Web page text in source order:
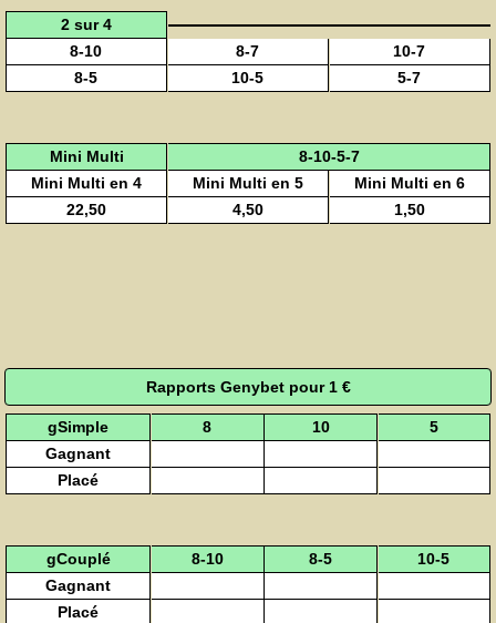
2 sur 4
8-10
8-7
10-7
8-5
10-5 5-7
Mini Multi
8-10-5-7
Mini Multi en 4
Mini Multi en 5
Mini Multi en 6
22,50
4,50 1,50
Rapports Genybet pour 1 €
gSimple 8 10
5
Gagnant
Placé
gCouplé 8-10 8-5
10-5
Gagnant
Placé